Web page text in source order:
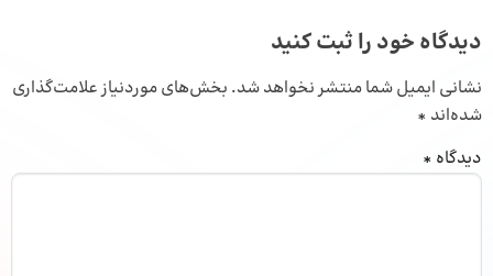
دیدگاه خود را ثبت کنید
نشانی ایمیل شما منتشر نخواهد شد. بخش‌های موردنیاز علامت‌گذاری
شده‌اند *
دیدگاه *